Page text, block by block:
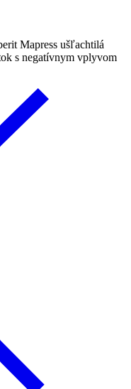
Mapress ušľachtilá
s negatívnym vplyvom